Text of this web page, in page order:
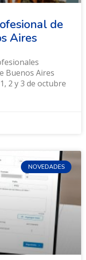
de
Aires
Buenos Aires
2 y 3 de octubre
NOVEDADES